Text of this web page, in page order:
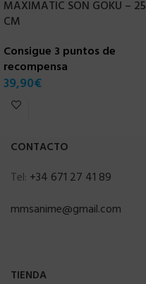
MAXIMATIC SON GOKU – 25
CM
Consigue 3 puntos de
recompensa
39,90€
CONTACTO
Tel: +34 671 27 41 89
mmsanime@gmail.com
TIENDA